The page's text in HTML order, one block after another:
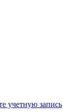
учетную запись